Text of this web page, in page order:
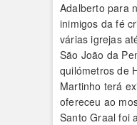
Adalberto para
inimigos da fé
várias igrejas
São João da
quilómetros de
Martinho terá
ofereceu ao
Santo Graal foi